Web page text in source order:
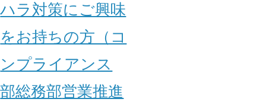
ハラ対策にご興味
をお持ちの方（コ
ンプライアンス
部総務部営業推進